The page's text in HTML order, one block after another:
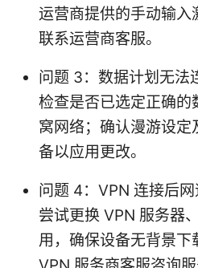
运营商提供的手动输入
联系运营商客服。
问题 3：数据计划无法
检查是否已选定正确的
窝网络；确认漫游设定
备以应用更改。
问题 4：VPN 连接后网
尝试更换 VPN 服务器
用，确保设备无背景下